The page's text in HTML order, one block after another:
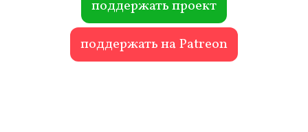
поддержать проект
поддержать на Patreon